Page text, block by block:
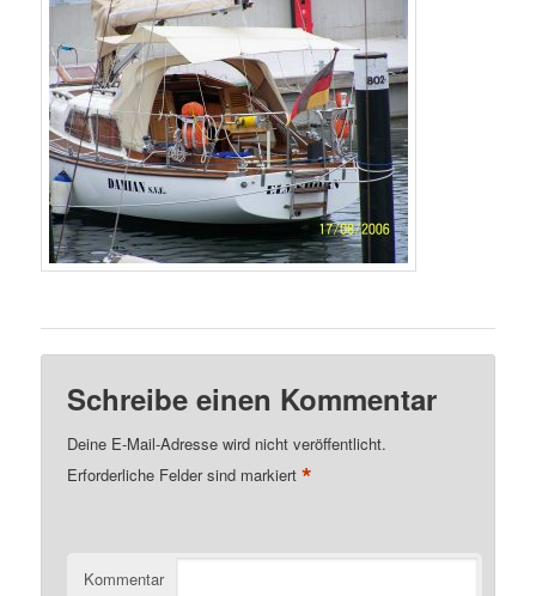
Schreibe einen Kommentar
Deine E-Mail-Adresse wird nicht veröffentlicht.
Erforderliche Felder sind markiert*
Kommentar